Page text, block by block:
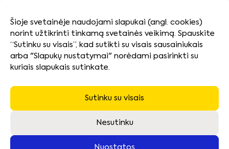
Šioje svetainėje naudojami slapukai (angl. cookies)
norint užtikrinti tinkamą svetainės veikimą. Spauskite
“Sutinku su visais”, kad sutikti su visais sausainiukais
arba "Slapukų nustatymai" norėdami pasirinkti su
kuriais slapukais sutinkate.
Sutinku su visais
Nesutinku
Nuostatos
Tvarumas
Kokybės ir aplinkosaugos politika
Naudotų baterijų surinkimas ir pakuočių atliekų
tvarkymas
Neatsiimtos įrangos utilizavimas